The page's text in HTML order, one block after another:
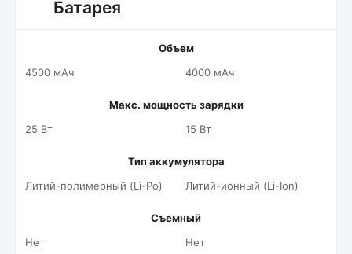
Батарея
Объем
4500 мАч
4000 мАч
Макс. мощность зарядки
25 Вт
15 Вт
Тип аккумулятора
Литий-полимерный (Li-Po)
Литий-ионный (Li-Ion)
Съемный
Нет
Нет